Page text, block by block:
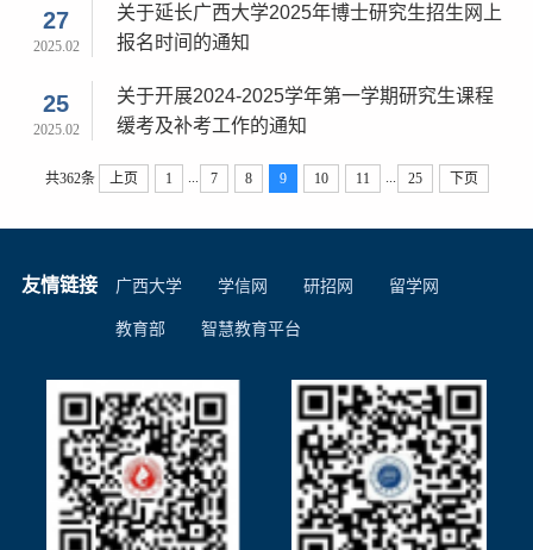
关于延长广西大学2025年博士研究生招生网上
报名时间的通知
27
2025.02
关于开展2024-2025学年第一学期研究生课程
缓考及补考工作的通知
25
2025.02
共362条 上页 1 7 8 9 10 11 25 下页
友情链接 广西大学 学信网 研招网 留学网
教育部 智慧教育平台